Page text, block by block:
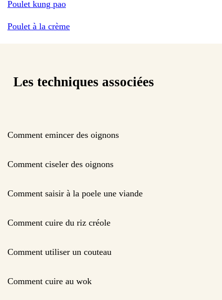
Poulet kung pao
Poulet à la crème
Les techniques associées
Comment emincer des oignons
Comment ciseler des oignons
Comment saisir à la poele une viande
Comment cuire du riz créole
Comment utiliser un couteau
Comment cuire au wok